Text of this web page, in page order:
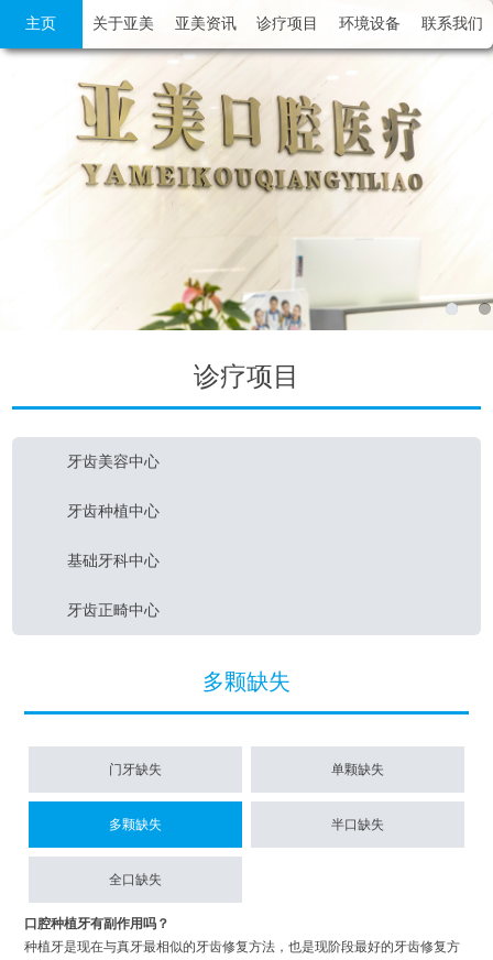
主页 关于亚美 亚美资讯 诊疗项目 环境设备 联系我们
诊疗项目
牙齿美容中心
牙齿种植中心
基础牙科中心
牙齿正畸中心
多颗缺失
门牙缺失 单颗缺失
多颗缺失 半口缺失
全口缺失
口腔种植牙有副作用吗？
种植牙是现在与真牙最相似的牙齿修复方法，也是现阶段最好的牙齿修复方